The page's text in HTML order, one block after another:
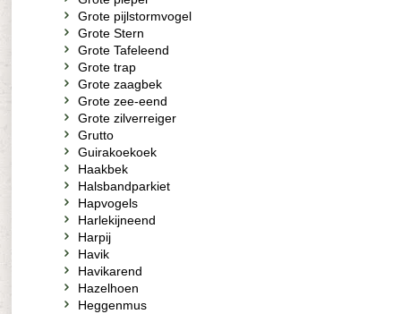
Grote pijlstormvogel
Grote Stern
Grote Tafeleend
Grote trap
Grote zaagbek
Grote zee-eend
Grote zilverreiger
Grutto
Guirakoekoek
Haakbek
Halsbandparkiet
Hapvogels
Harlekijneend
Harpij
Havik
Havikarend
Hazelhoen
Heggenmus